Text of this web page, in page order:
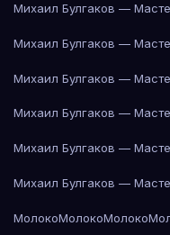
Михаил Булгаков —
Михаил Булгаков —
Михаил Булгаков —
Михаил Булгаков —
Михаил Булгаков —
Михаил Булгаков —
МолокоМолокоМолоко